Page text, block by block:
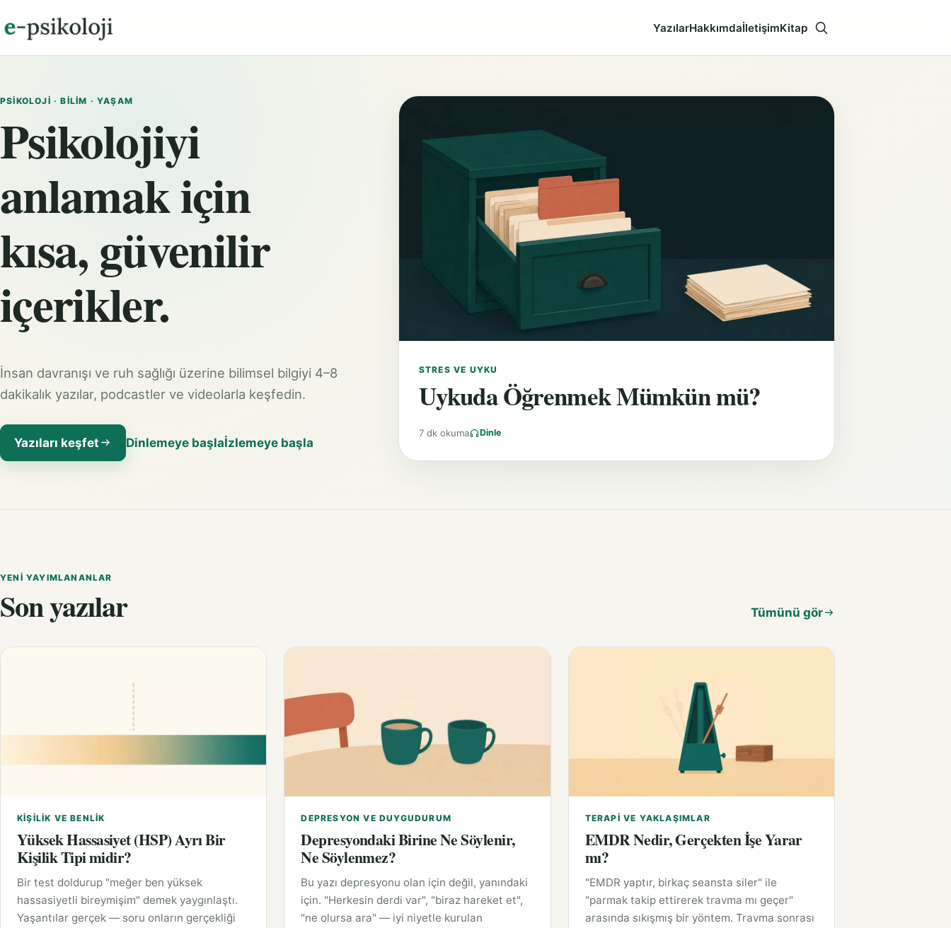
YazılarHakkımdaİletişimKitap Aramayı aç
PSIKOLOJI · BILIM · YAŞAM
Psikolojiyi
anlamak için
kısa, güvenilir
içerikler.
İnsan davranışı ve ruh sağlığı üzerine bilimsel bilgiyi 4–8
dakikalık yazılar, podcastler ve videolarla keşfedin.
Yazıları keşfet Dinlemeye başlaİzlemeye başla
STRES VE UYKU
Uykuda Öğrenmek Mümkün mü?
7 dk okuma Dinle
YENI YAYIMLANANLAR
Son yazılar Tümünü gör
KIŞILIK VE BENLIK
Yüksek Hassasiyet (HSP) Ayrı Bir
Kişilik Tipi midir?
Bir test doldurup "meğer ben yüksek
hassasiyetli bireymişim" demek yaygınlaştı.
Yaşantılar gerçek — soru onların gerçekliği
DEPRESYON VE DUYGUDURUM
Depresyondaki Birine Ne Söylenir,
Ne Söylenmez?
Bu yazı depresyonu olan için değil, yanındaki
için. "Herkesin derdi var", "biraz hareket et",
"ne olursa ara" — iyi niyetle kurulan
TERAPI VE YAKLAŞIMLAR
EMDR Nedir, Gerçekten İşe Yarar
mı?
"EMDR yaptır, birkaç seansta siler" ile
"parmak takip ettirerek travma mı geçer"
arasında sıkışmış bir yöntem. Travma sonrası